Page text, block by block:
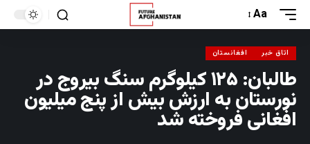
Aa
اتاق خبر افغانستان
طالبان: ۱۲۵ کیلوگرم سنگ بیروج در
نورستان به ارزش بیش از پنج میلیون
افغانی فروخته شد